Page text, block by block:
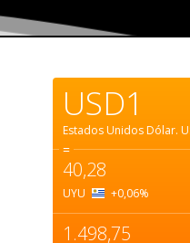
USD1
Estados Unidos Dólar.
=
40,28
UYU +0,06%
1.498,75